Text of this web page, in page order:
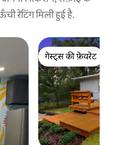
रेटिंग मिली हुई है.
गेस्ट्स की फ़ेवरेट
गेस्ट्स की फ़ेवरेट